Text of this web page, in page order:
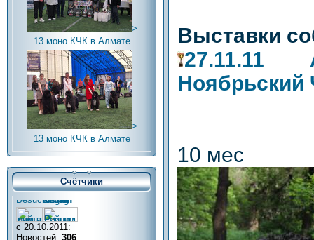
>
13 моно КЧК в Алмате
>
13 моно КЧК в Алмате
Счётчики
с 20.10.2011:
Новостей: 306
Выставки
27.11.11
Ноябрьский
10 мес